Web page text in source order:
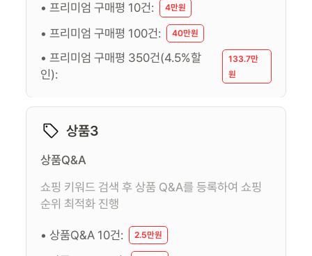
• 프리미엄 구매평 10건: 4만원
• 프리미엄 구매평 100건: 40만원
• 프리미엄 구매평 350건(4.5%할
인):
133.7만
원
상품3
상품Q&A
쇼핑 키워드 검색 후 상품 Q&A를 등록하여 쇼핑
순위 최적화 진행
• 상품Q&A 10건: 2.5만원